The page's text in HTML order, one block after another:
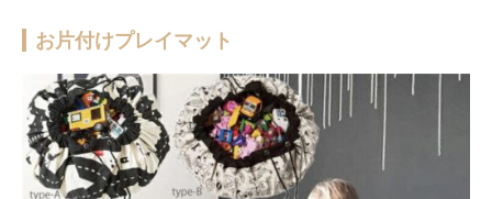
お片付けプレイマット